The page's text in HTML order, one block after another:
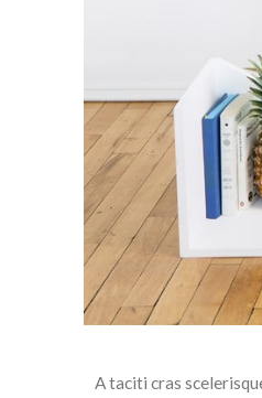
A taciti cras